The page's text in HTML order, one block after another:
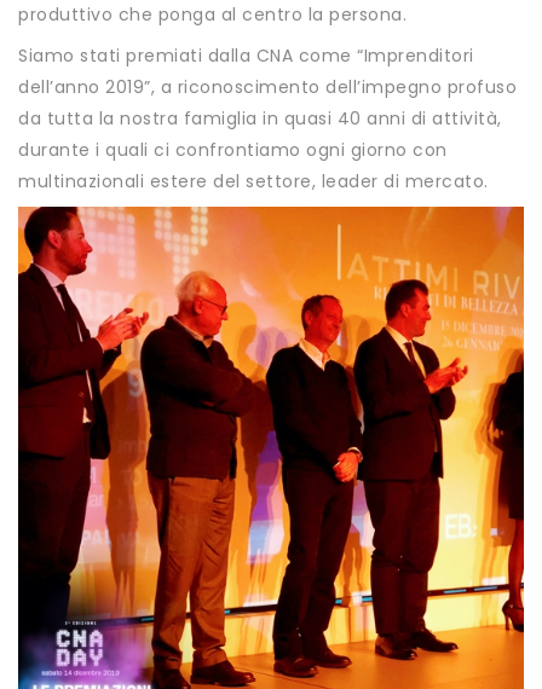
produttivo che ponga al centro la persona.
Siamo stati premiati dalla CNA come “Imprenditori
dell’anno 2019”, a riconoscimento dell’impegno profuso
da tutta la nostra famiglia in quasi 40 anni di attività,
durante i quali ci confrontiamo ogni giorno con
multinazionali estere del settore, leader di mercato.